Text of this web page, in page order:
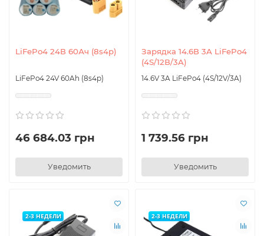
LiFePo4 24В 60Ач (8s4p)
LiFePo4 24V 60Ah (8s4p)
46 684.03 грн
Уведомить
Зарядка 14.6В 3A LiFePo4
(4S/12В/3A)
14.6V 3A LiFePo4 (4S/12V/3A)
1 739.56 грн
Уведомить
2-3 НЕДЕЛИ 2-3 НЕДЕЛИ